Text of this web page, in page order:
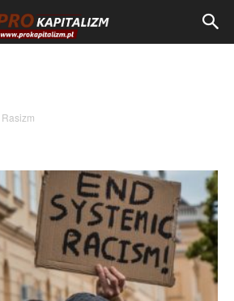
Rasizm